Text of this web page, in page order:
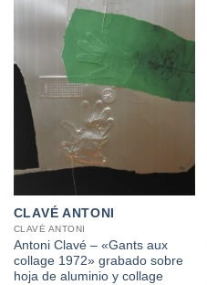
CLAVÉ ANTONI
CLAVÉ ANTONI
Antoni Clavé – «Gants aux
collage 1972» grabado sobre
hoja de aluminio y collage